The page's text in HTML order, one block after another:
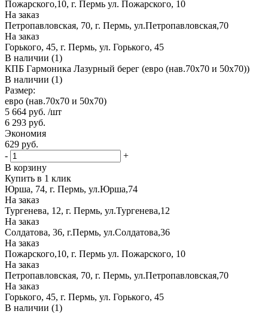
Пожарского,10, г. Пермь ул. Пожарского, 10
На заказ
Петропавловская, 70, г. Пермь, ул.Петропавловская,70
На заказ
Горького, 45, г. Пермь, ул. Горького, 45
В наличии (1)
КПБ Гармоника Лазурный берег (евро (нав.70х70 и 50х70))
В наличии (1)
Размер:
евро (нав.70х70 и 50х70)
5 664 руб. /шт
6 293 руб.
Экономия
629 руб.
-
+
В корзину
Купить в 1 клик
Юрша, 74, г. Пермь, ул.Юрша,74
На заказ
Тургенева, 12, г. Пермь, ул.Тургенева,12
На заказ
Солдатова, 36, г.Пермь, ул.Солдатова,36
На заказ
Пожарского,10, г. Пермь ул. Пожарского, 10
На заказ
Петропавловская, 70, г. Пермь, ул.Петропавловская,70
На заказ
Горького, 45, г. Пермь, ул. Горького, 45
В наличии (1)